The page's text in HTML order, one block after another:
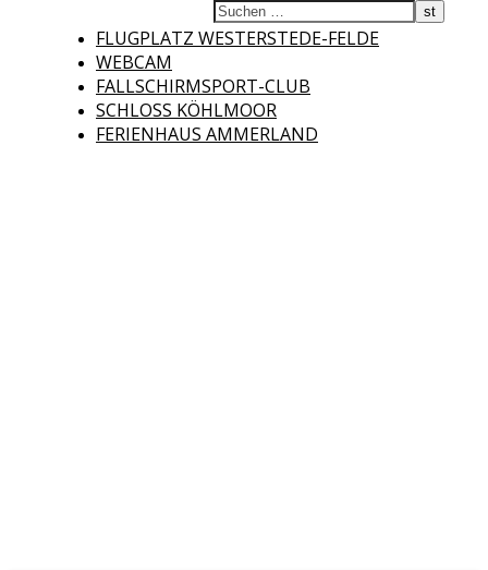
FLUGPLATZ WESTERSTEDE-FELDE
WEBCAM
FALLSCHIRMSPORT-CLUB
SCHLOSS KÖHLMOOR
FERIENHAUS AMMERLAND
Fliegerclub